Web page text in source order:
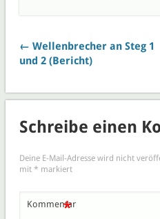
← Wellenbrecher an Steg 1
und 2 (Bericht)
Schreibe einen
Deine E-Mail-Adresse wird nicht
mit * markiert
Kommentar
*